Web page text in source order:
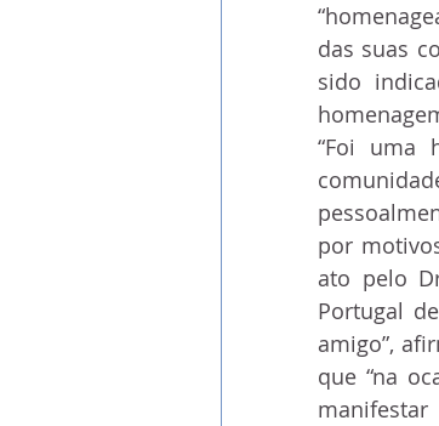
das suas
sido
“Foi uma
por
ato pelo
Portugal
amigo”,
que “na